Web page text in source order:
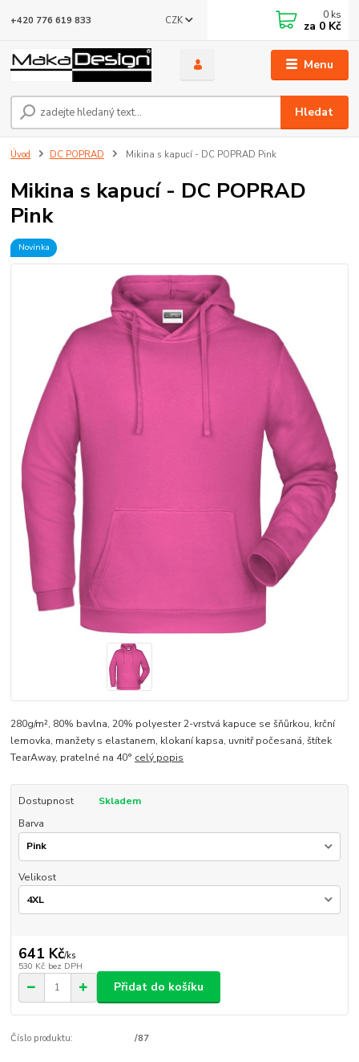
Menu
CZK
Hledat
+420 776 619 833 0 ks
za 0 Kč
Úvod DC POPRAD Mikina s kapucí - DC POPRAD Pink
Mikina s kapucí - DC POPRAD
Pink
Novinka
280g/m², 80% bavlna, 20% polyester 2-vrstvá kapuce se šňůrkou, krční
lemovka, manžety s elastanem, klokaní kapsa, uvnitř počesaná, štítek
TearAway, pratelné na 40° celý popis
Dostupnost
Skladem
Barva
Velikost
641 Kč/ks
530 Kč bez DPH
Přidat do košíku
Číslo produktu: /87